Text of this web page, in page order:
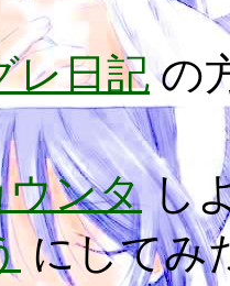
レ日記の
ンタ し
にしてみ